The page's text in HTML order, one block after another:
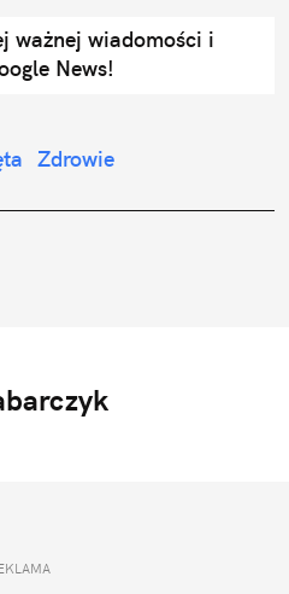
ważnej wiadomości i
News!
Zdrowie